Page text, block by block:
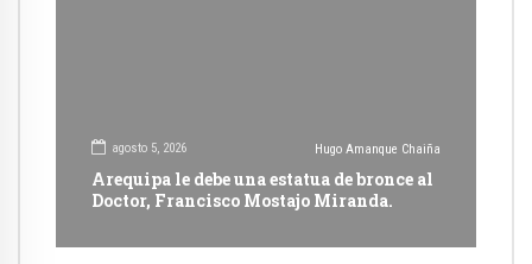
agosto 5, 2026 Hugo Amanque Chaiña
Arequipa le debe una estatua de bronce al
Doctor, Francisco Mostajo Miranda.